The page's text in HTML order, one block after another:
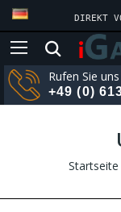
DIREKT
Rufen Sie
+49 (0)
Startseite